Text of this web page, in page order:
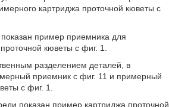
картриджа проточной кюветы с
пример приемника для
кюветы с фиг. 1.
разделением деталей, в
приемник с фиг. 11 и примерный
с фиг. 1.
показан пример картриджа проточной